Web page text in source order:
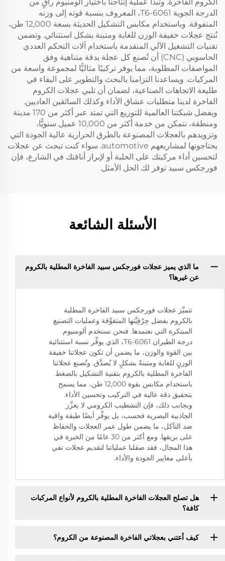
الدرجة الجوية 6061-T6، المعروف بنسبة قوته إلى وزنه
المتفوقة. وباستخدام مكابس التشكيل الحديثة بسعة 12,000 طن،
نُنتج عجلات خفيفة الوزن للغاية ومتينة بشكل استثنائي. وتضمن
تقنيات التشغيل الآلي المتقدمة باستخدام آلات التحكم العددي
الحاسوبي (CNC) أن تُصنع كل عجلة بدقة متناهية وفق
المواصفات المطلوبة، مما يوفر تركيبًا مثاليًّا لمجموعة واسعة من
المركبات. ويساعدنا التزامنا بالبحث والتطوير على البقاء في
طليعة الاتجاهات الصناعية، لضمان أن تلبي عجلات الكروم
الفاخرة لدينا متطلبات عشاق الأداء وكذلك السائقين العاديين.
وبفضل شبكتنا العالمية للتوزيع التي تمتد عبر أكثر من 170 مدينة
ومنطقة، نتمكن من خدمة أكثر من 10,000 عميل سنويًّا،
وتزويدهم بالعجلات المصنوعة بالطرق الحرارية عالية الجودة التي
يحتاجونها لمشاريعهم automotive. سواء كنت تبحث عن عجلات
لتحسين أداء مركبتك على الحلبة أو لإبراز أناقتك في الشارع، فإن
فورجكس سبيد توفر لك الحل الأمثل.
الأسئلة الشائعة
ما الذي يميز عجلات فورجكس سبيد الفاخرة المطلية بالكروم
عن غيرها؟
تتميَّز عجلات فورجكس سبيد الفاخرة المطلية
بالكروم بفضل حِرْفِيَّتها المتفوِّقة وعمليات التصنيع
المبتكرة التي نعتمدها. فنحن نستخدم ألومنيوم
درجة الطيران 6061-T6، الذي يوفِّر نسبة استثنائية
بين القوة والوزن، ما يضمن أن تكون عجلاتنا خفيفة
الوزنٍ للغاية ومتينةً بشكلٍ لا يُصدَّق. وتُصنع عجلاتنا
الفاخرة المطلية بالكروم بتقنية التشكيل بالضغط
باستخدام مكابس بقوة 12,000 طن، مما يسمح
بتحقيق دقة عالية في التركيب وتحسين الأداء.
وبجانب ذلك، فإن التشطيب الكرومي لا يعزِّز
الجاذبية البصرية فحسب، بل يوفِّر أيضًا طبقة واقية
ضد التآكل، ما يضمن طول عمر العجلات والحفاظ
على بريقها. ومع أكثر من 30 عامًا من الخبرة في
هذا المجال، فقد صقلنا عملياتنا لتقديم عجلات تفي
بأعلى معايير الجودة والأداء.
هل تصلح العجلات الفاخرة المطلية بالكروم لأنواع المركبات
كافة؟
كيف أعتني بعجلاتي الفاخرة المصنوعة من الكروم؟